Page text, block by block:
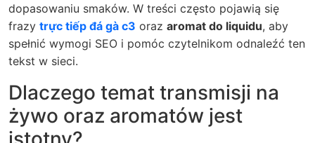
dopasowaniu smaków. W treści często pojawią się
frazy trực tiếp đá gà c3 oraz aromat do liquidu, aby
spełnić wymogi SEO i pomóc czytelnikom odnaleźć ten
tekst w sieci.
Dlaczego temat transmisji na
żywo oraz aromatów jest